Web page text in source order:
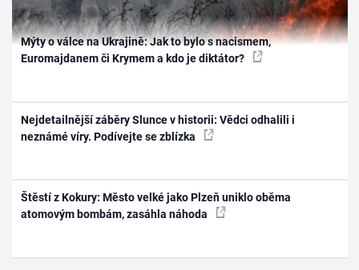
Mýty o válce na Ukrajině: Jak to bylo s nacismem,
Euromajdanem či Krymem a kdo je diktátor?
Nejdetailnější záběry Slunce v historii: Vědci odhalili i
neznámé víry. Podívejte se zblízka
Štěstí z Kokury: Město velké jako Plzeň uniklo oběma
atomovým bombám, zasáhla náhoda